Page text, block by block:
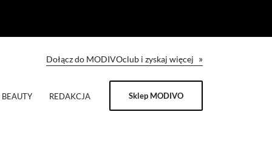
Dołącz do MODIVOclub i zyskaj więcej »
BEAUTY REDAKCJA Sklep MODIVO